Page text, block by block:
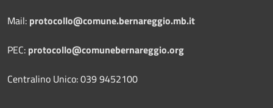
Mail: protocollo@comune.bernareggio.mb.it
PEC: protocollo@comunebernareggio.org
Centralino Unico: 039 9452100